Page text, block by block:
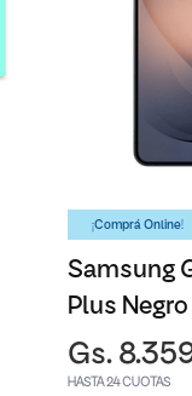
¡Comprá Online!
Samsung
Plus
Gs.
HASTA 24 CUOTAS